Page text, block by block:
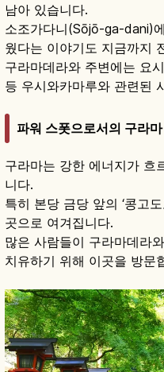
남아 있습니다.
소조가다니(Sōjō-ga-dani)
웠다는 이야기도 지금까지
구라마데라와 주변에는 요
등 우시와카마루와 관련된
파워 스폿으로서의 구라마
구라마는 강한 에너지가 흐
니다.
특히 본당 금당 앞의 ‘콩고
곳으로 여겨집니다.
많은 사람들이 구라마데라
치유하기 위해 이곳을 방문